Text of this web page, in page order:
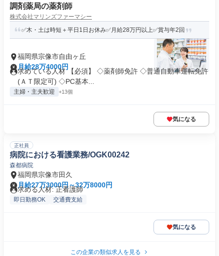
調剤薬局の薬剤師
株式会社マリンズファーマシー
✅木・土は時短＋平日1日お休み✅月給28万円以上✅賞与年2回
福岡県宗像市自由ヶ丘
月給28万4000円
求めている人材 【必須】 ◇薬剤師免許 ◇普通自動車運転免許
(ＡＴ限定可) ◇PC基本...
主婦・主夫歓迎 +13個
気になる
正社員
病院における看護業務/OGK00242
森都病院
福岡県宗像市田久
月給27万3000円～32万8000円
求める人材: 正看護師
即日勤務OK 交通費支給
気になる
この企業の類似求人を見る